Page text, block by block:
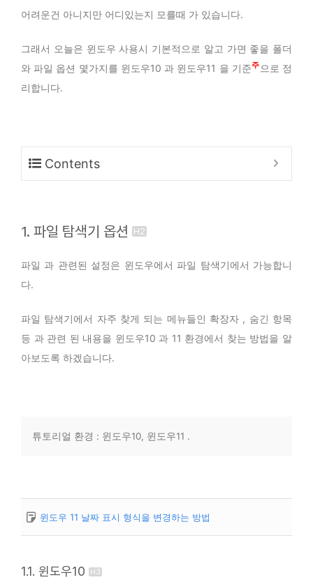
어려운건 아니지만 어디있는지 모를때 가 있습니다.
그래서 오늘은 윈도우 사용시 기본적으로 알고 가면 좋을 폴더
와 파일 옵션 몇가지를 윈도우10 과 윈도우11 을 기준4
으로 정
리합니다.
Contents
1. 파일 탐색기 옵션
파일 과 관련된 설정은 윈도우에서 파일 탐색기에서 가능합니
다.
파일 탐색기에서 자주 찾게 되는 메뉴들인 확장자 , 숨긴 항목
등 과 관련 된 내용을 윈도우10 과 11 환경에서 찾는 방법을 알
아보도록 하겠습니다.
튜토리얼 환경 : 윈도우10, 윈도우11 .
윈도우 11 날짜 표시 형식을 변경하는 방법
1.1. 윈도우10